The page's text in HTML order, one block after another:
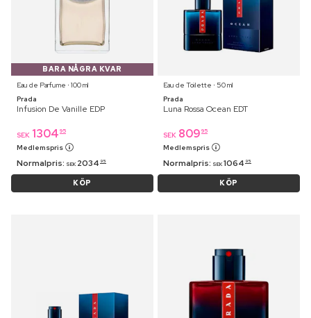
BARA NÅGRA KVAR
Eau de Parfume ⋅ 100 ml
Prada
Infusion De Vanille EDP
SEK 1304 95
Medlemspris
Normalpris: SEK 2034 95
KÖP
Eau de Toilette ⋅ 50 ml
Prada
Luna Rossa Ocean EDT
SEK 809 95
Medlemspris
Normalpris: SEK 1064 95
KÖP